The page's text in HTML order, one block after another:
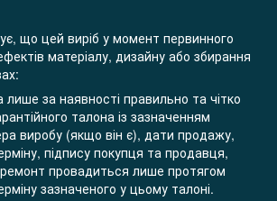
що цей виріб у момент первинного
матеріалу, дизайну або збирання
лише за наявності правильно та чітко
талона із зазначенням
виробу (якщо він є), дати продажу,
підпису покупця та продавця,
провадиться лише протягом
зазначеного у цьому талоні.